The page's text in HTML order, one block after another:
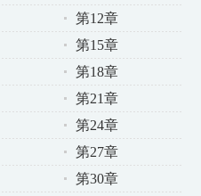
第12章
第15章
第18章
第21章
第24章
第27章
第30章